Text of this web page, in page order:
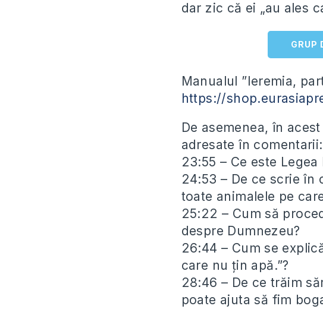
dar zic că ei „au ales
GRUP
Manualul ”Ieremia,
https://
De asemenea, în
adresate în comentarii:
23:55 – Ce este
24:53 – De ce scrie în
toate animalele pe
25:22 – Cum să
despre Dumnezeu?
26:44 – Cum se
care nu ţin apă.”?
28:46 – De ce trăim
poate ajuta să fim